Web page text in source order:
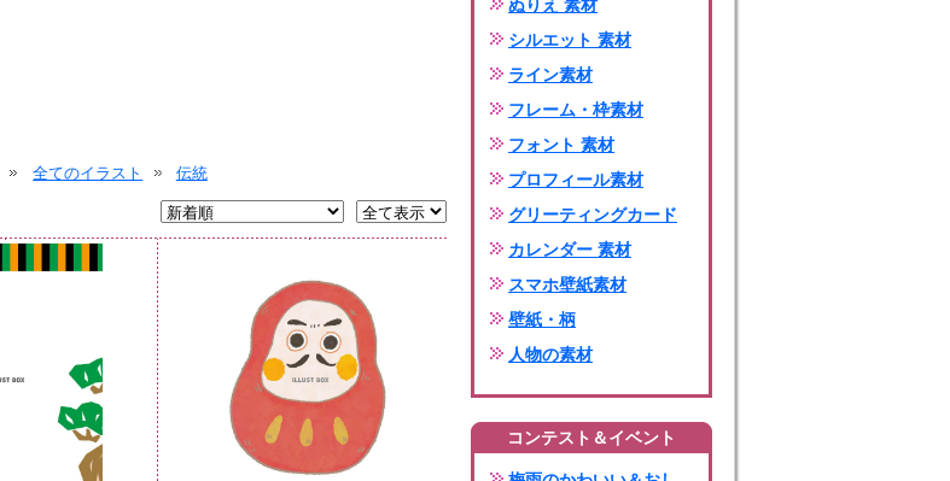
全てのイラスト 伝統
ぬりえ 素材
シルエット 素材
ライン素材
フレーム・枠素材
フォント 素材
プロフィール素材
グリーティングカード
カレンダー 素材
スマホ壁紙素材
壁紙・柄
人物の素材
コンテスト＆イベント